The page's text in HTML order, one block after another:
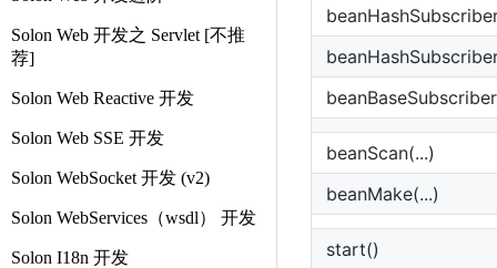
Solon Web 开发之 Servlet [不推
荐]
Solon Web Reactive 开发
Solon Web SSE 开发
Solon WebSocket 开发 (v2)
Solon WebServices（wsdl） 开发
Solon I18n 开发
beanScan(...)
beanMake(...)
start()